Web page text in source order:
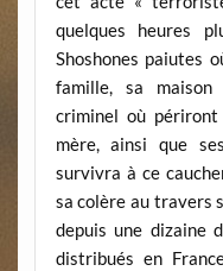
quelques heures
Shoshones paiutes
famille, sa
criminel où
mère, ainsi que
survivra à ce
sa colère au travers
depuis une dizaine
distribués en